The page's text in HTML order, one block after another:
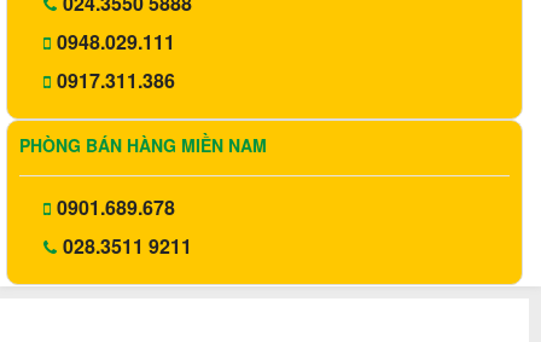
0948.029.111
0917.311.386
PHÒNG BÁN HÀNG MIỀN NAM
0901.689.678
028.3511 9211